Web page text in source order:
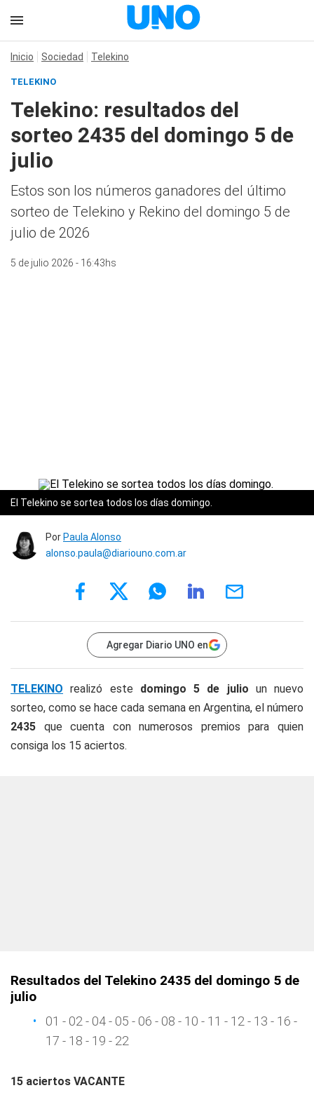
Inicio Sociedad Telekino
TELEKINO
Telekino: resultados del
sorteo 2435 del domingo 5 de
julio
Estos son los números ganadores del último
sorteo de Telekino y Rekino del domingo 5 de
julio de 2026
5 de julio 2026 - 16:43hs
El Telekino se sortea todos los días domingo.
Por Paula Alonso
alonso.paula@diariouno.com.ar
Agregar Diario UNO en
TELEKINO realizó este domingo 5 de julio un nuevo
sorteo, como se hace cada semana en Argentina, el número
2435 que cuenta con numerosos premios para quien
consiga los 15 aciertos.
Resultados del Telekino 2435 del domingo 5 de
julio
01 - 02 - 04 - 05 - 06 - 08 - 10 - 11 - 12 - 13 - 16 -
17 - 18 - 19 - 22
15 aciertos VACANTE